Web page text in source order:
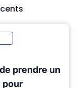
prendre un
pour